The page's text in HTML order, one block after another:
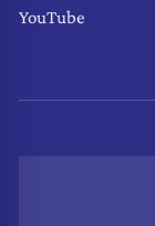
YouTube